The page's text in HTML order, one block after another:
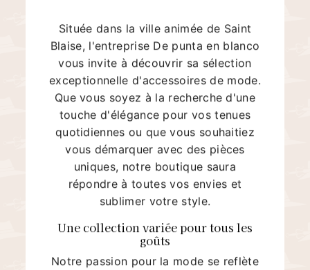
Située dans la ville animée de Saint
Blaise, l'entreprise De punta en blanco
vous invite à découvrir sa sélection
exceptionnelle d'accessoires de mode.
Que vous soyez à la recherche d'une
touche d'élégance pour vos tenues
quotidiennes ou que vous souhaitiez
vous démarquer avec des pièces
uniques, notre boutique saura
répondre à toutes vos envies et
sublimer votre style.
Une collection variée pour tous les
goûts
Notre passion pour la mode se reflète